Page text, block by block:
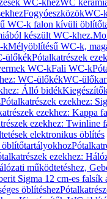
WC-khezWC
FogyóeszközökWC-
WC-k falon kívüli
készült WC-khez.
kMélyöblítésű WC-k,
ülőkékPótalkatrészek
WC-kFali WC-k
WC-ülőkékWC-
Álló bidék
Pótalkatrészek ezekhez:
ezekhez: Kappa
ezekhez: Twinline
elektronikus öblítés
öblítőtartályokhoz
ezekhez:
működtetéshez,
Sigma 12 cm-es falsík
öblítéshez